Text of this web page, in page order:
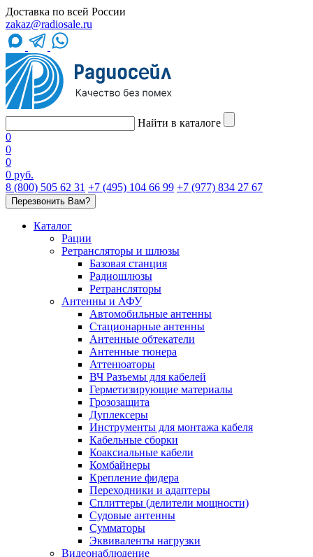
Доставка по всей России
zakaz@radiosale.ru
Найти в каталоге
0
0
0
0 руб.
8 (800) 505 62 31 +7 (495) 104 66 99 +7 (977) 834 27 67
Перезвонить Вам?
Каталог
Рации
Ретрансляторы и шлюзы
Базовая станция
Радиошлюзы
Ретрансляторы
Антенны и АФУ
Автомобильные антенны
Стационарные антенны
Антенные обтекатели
Антенные тюнера
Аттенюаторы
ВЧ Разъемы для кабелей
Герметизирующие материалы
Грозозащита
Дуплексеры
Инструменты для монтажа кабеля
Кабельные сборки
Коаксиальные кабели
Комбайнеры
Крепление фидера
Переходники и адаптеры
Сплиттеры (делители мощности)
Судовые антенны
Сумматоры
Эквиваленты нагрузки
Видеонаблюдение